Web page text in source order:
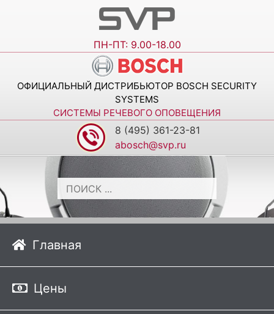
ПН-ПТ: 9.00-18.00
ОФИЦИАЛЬНЫЙ ДИСТРИБЬЮТОР BOSCH SECURITY
SYSTEMS
СИСТЕМЫ РЕЧЕВОГО ОПОВЕЩЕНИЯ
8 (495) 361-23-81
abosch@svp.ru
Главная
Цены